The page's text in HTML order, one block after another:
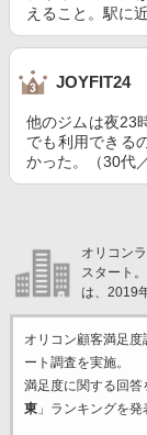
えること。駅に
JOYFIT24
他のジムは夜23
でも利用できる
かった。（30代
オリコン
スタート
は、2019
オリコン顧客満足
ート調査を実施。
満足度に関する回
東」ランキングを発